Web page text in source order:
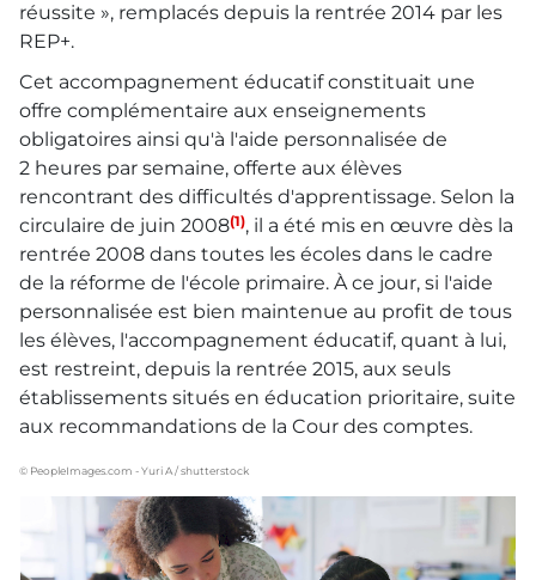
réussite », remplacés depuis la rentrée 2014 par les
REP+.
Cet accompagnement éducatif constituait une
offre complémentaire aux enseignements
obligatoires ainsi qu'à l'aide personnalisée de
2 heures par semaine, offerte aux élèves
rencontrant des difficultés d'apprentissage. Selon la
circulaire de juin 2008(1), il a été mis en œuvre dès la
rentrée 2008 dans toutes les écoles dans le cadre
de la réforme de l'école primaire. À ce jour, si l'aide
personnalisée est bien maintenue au profit de tous
les élèves, l'accompagnement éducatif, quant à lui,
est restreint, depuis la rentrée 2015, aux seuls
établissements situés en éducation prioritaire, suite
aux recommandations de la Cour des comptes.
© PeopleImages.com - Yuri A / shutterstock